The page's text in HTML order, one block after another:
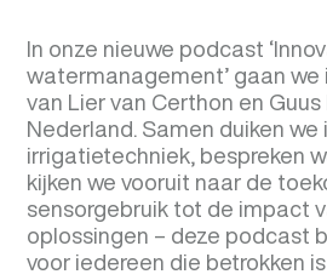
In onze nieuwe podcast
watermanagement’ gaan
van Lier van Certhon en
Nederland. Samen duiken
irrigatietechniek, bespreken
kijken we vooruit naar de
sensorgebruik tot de impact
oplossingen – deze podcast
voor iedereen die betrokken